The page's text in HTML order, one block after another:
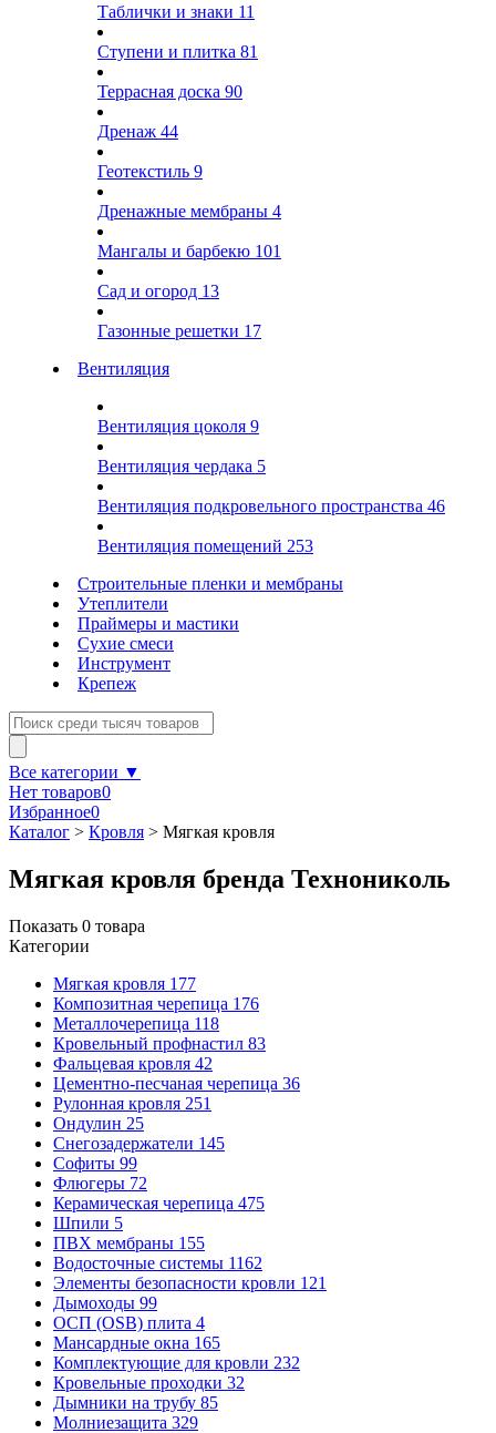
Таблички и знаки 11
Ступени и плитка 81
Террасная доска 90
Дренаж 44
Геотекстиль 9
Дренажные мембраны 4
Мангалы и барбекю 101
Сад и огород 13
Газонные решетки 17
Вентиляция
Вентиляция цоколя 9
Вентиляция чердака 5
Вентиляция подкровельного пространства 46
Вентиляция помещений 253
Строительные пленки и мембраны
Утеплители
Праймеры и мастики
Сухие смеси
Инструмент
Крепеж
Все категории ▼
Нет товаров0
Избранное0
Каталог > Кровля > Мягкая кровля
Мягкая кровля бренда Технониколь
Показать 0 товара
Категории
Мягкая кровля 177
Композитная черепица 176
Металлочерепица 118
Кровельный профнастил 83
Фальцевая кровля 42
Цементно-песчаная черепица 36
Рулонная кровля 251
Ондулин 25
Снегозадержатели 145
Софиты 99
Флюгеры 72
Керамическая черепица 475
Шпили 5
ПВХ мембраны 155
Водосточные системы 1162
Элементы безопасности кровли 121
Дымоходы 99
ОСП (OSB) плита 4
Мансардные окна 165
Комплектующие для кровли 232
Кровельные проходки 32
Дымники на трубу 85
Молниезащита 329